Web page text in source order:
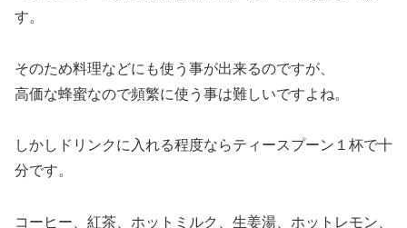
す。
そのため料理などにも使う事が出来るのですが、
高価な蜂蜜なので頻繁に使う事は難しいですよね。
しかしドリンクに入れる程度ならティースプーン１杯で十
分です。
コーヒー、紅茶、ホットミルク、生姜湯、ホットレモン、